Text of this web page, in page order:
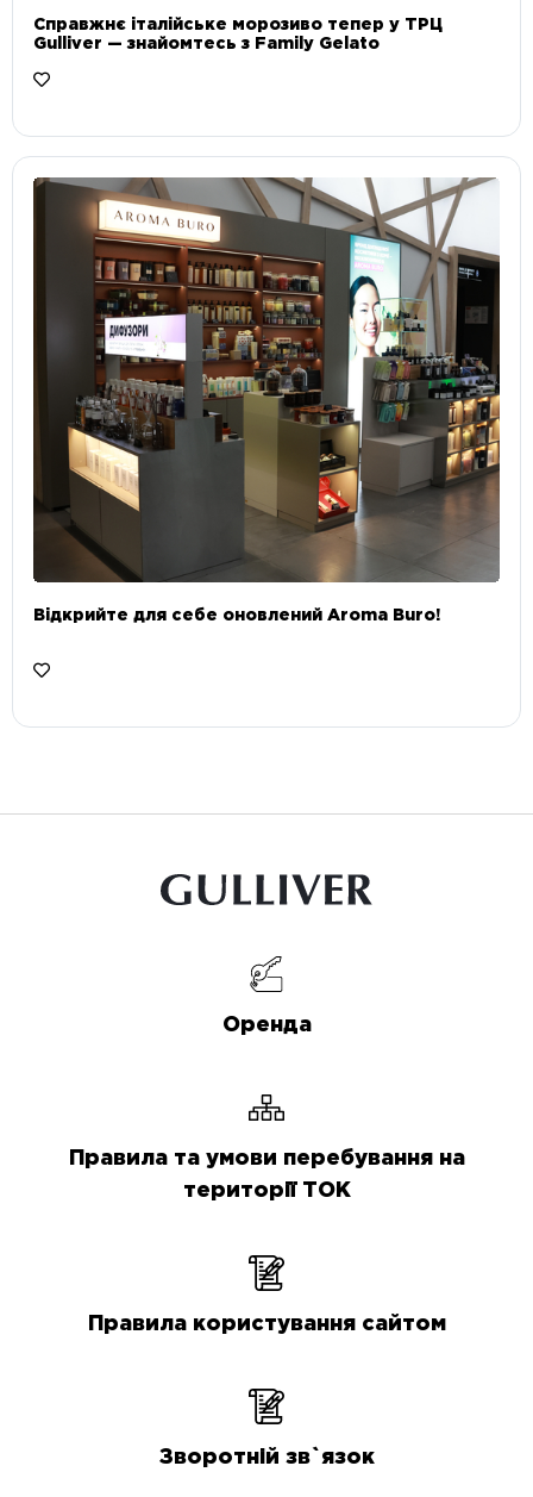
Справжнє італійське морозиво тепер у ТРЦ
Gulliver — знайомтесь з Family Gelato
Відкрийте для себе оновлений Aroma Buro! ⠀
Оренда
Правила та умови перебування на
території ТОК
Правила користування сайтом
Зворотній зв`язок